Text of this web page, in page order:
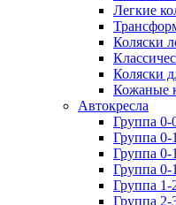
Легкие
Коляски
Коляски
Кожаные
Автокресла
Группа 0-
Группа 0-
Группа 0-
Группа 0-
Группа 1-
Группа 2-